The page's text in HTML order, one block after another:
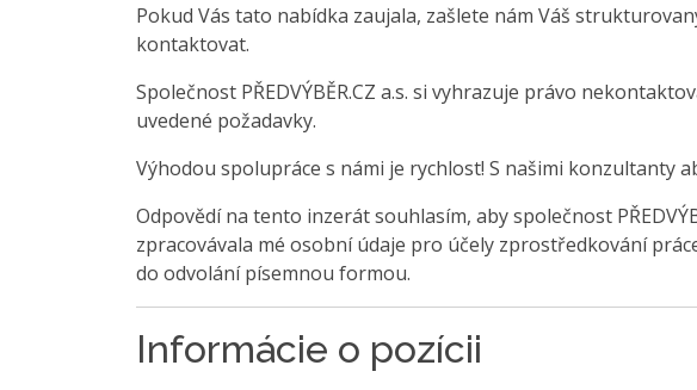
Pokud Vás tato nabídka zaujala, zašlete nám Váš
kontaktovat.
Společnost PŘEDVÝBĚR.CZ a.s. si vyhrazuje právo
uvedené požadavky.
Výhodou spolupráce s námi je rychlost! S našimi konzultanty
Odpovědí na tento inzerát souhlasím, aby společnost
zpracovávala mé osobní údaje pro účely zprostředkování
do odvolání písemnou formou.
Informácie o pozícii